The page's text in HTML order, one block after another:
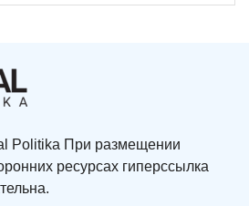
Politika При размещении
ресурсах гиперссылка